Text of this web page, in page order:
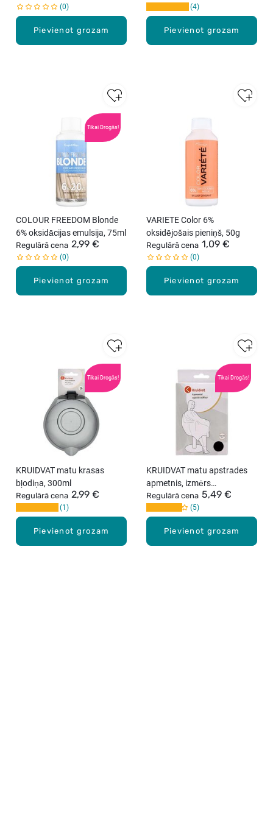
Pievienot grozam
0
Pievienot grozam
4
Tikai Drogās!
Pievienot grozam
COLOUR FREEDOM Blonde
6% oksidācijas emulsija, 75ml
Regulārā cena 2,99 €
0
Pievienot grozam
VARIETE Color 6%
oksidējošais pieniņš, 50g
Regulārā cena 1,09 €
0
Tikai Drogās!
Pievienot grozam
KRUIDVAT matu krāsas
bļodiņa, 300ml
Regulārā cena 2,99 €
1
Tikai Drogās!
Pievienot grozam
KRUIDVAT matu apstrādes
apmetnis, izmērs
140x105cm
Regulārā cena 5,49 €
5